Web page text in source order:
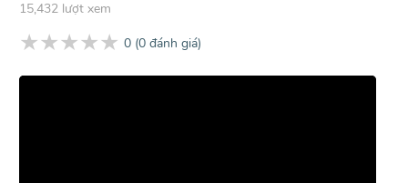
15,432 lượt xem
★★★★★ 0 (0 đánh giá)